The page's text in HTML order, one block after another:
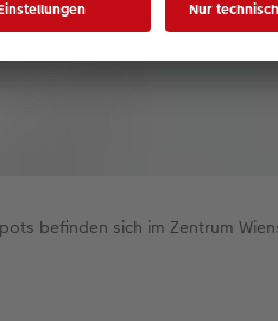
befinden sich im Zentrum Wiens.